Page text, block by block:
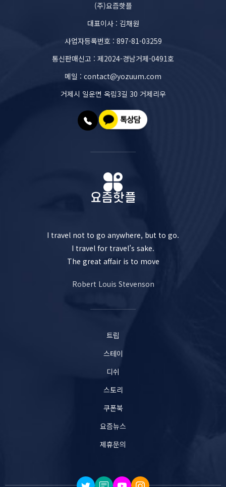
(주)요즘핫플
대표이사 : 김채원
사업자등록번호 : 897-81-03259
통신판매신고 : 제2024-경남거제-0491호
메일 : contact@yozuum.com
거제시 일운면 옥림3길 30 거제리우
I travel not to go anywhere, but to go.
I travel for travel’s sake.
The great affair is to move
Robert Louis Stevenson
트립
스테이
디쉬
스토리
쿠폰북
요즘뉴스
제휴문의